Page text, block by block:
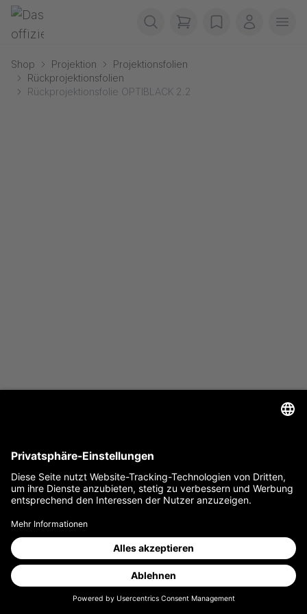
Navigation überspringen
Gerriets
items in cart, view
wishlistMein
Shop Projektion
Projektionsfolien
Rückprojektionsfolien
Rückprojektionsfolie OPTIBLACK 2.2